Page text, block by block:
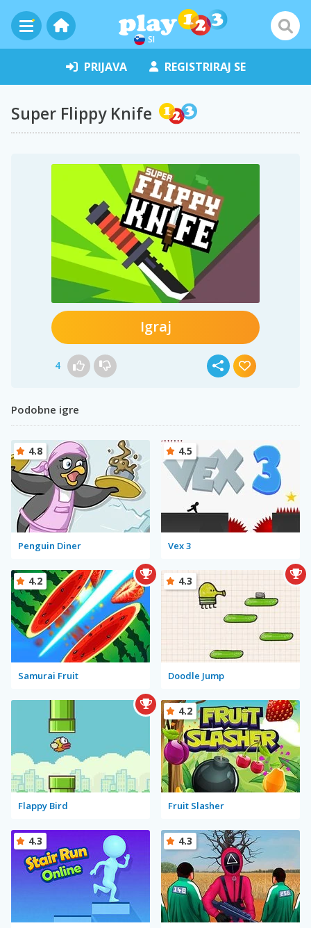
SI
PRIJAVA REGISTRIRAJ SE
Super Flippy Knife
Igraj
4
Podobne igre
Penguin Diner
4.8
Vex 3
4.5
Samurai Fruit
4.2
Doodle Jump
4.3
Flappy Bird Fruit Slasher
4.2
4.3 4.3